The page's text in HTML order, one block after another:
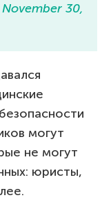
November 30,
могут
не могут
юристы,